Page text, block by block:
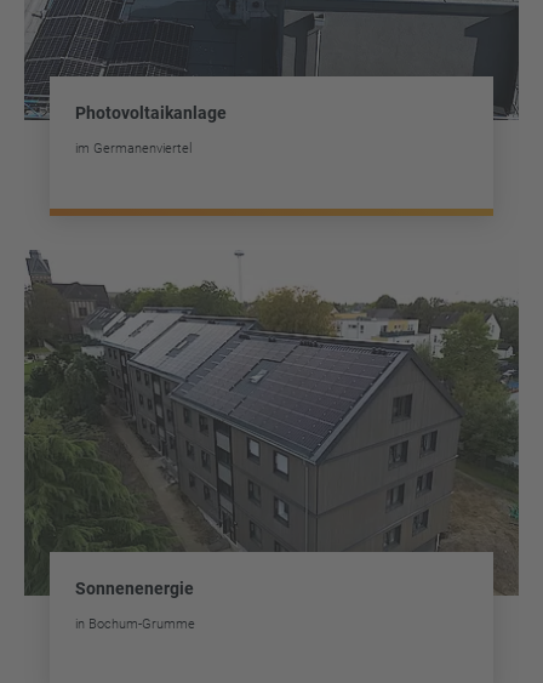
Photovoltaikanlage
im Germanenviertel
Sonnenenergie
in Bochum-Grumme